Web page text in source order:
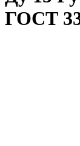
ГОСТ